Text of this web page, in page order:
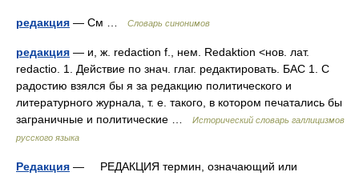
редакция — См … Словарь синонимов
редакция — и, ж. redaction f., нем. Redaktion <нов. лат.
redactio. 1. Действие по знач. глаг. редактировать. БАС 1. С
радостию взялся бы я за редакцию политического и
литературного журнала, т. е. такого, в котором печатались бы
заграничные и политические …
Исторический словарь галлицизмов
русского языка
Редакция — РЕДАКЦИЯ термин, означающий или